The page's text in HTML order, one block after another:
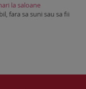
la saloane
fara sa suni sau sa fii